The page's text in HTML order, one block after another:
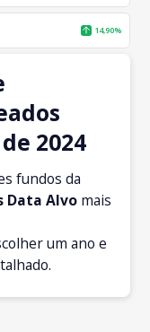
14,90%
2024
fundos da
Data Alvo mais
um ano e